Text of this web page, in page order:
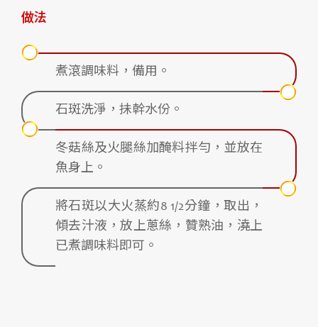
做法
煮滾調味料，備用。
石斑洗淨，抺幹水份。
冬菇絲及火腿絲加醃料拌勻，並放在
魚身上。
將石斑以大火蒸約8 1/2分鐘，取出，
傾去汁液，放上蔥絲，贊熟油，澆上
已煮調味料即可。